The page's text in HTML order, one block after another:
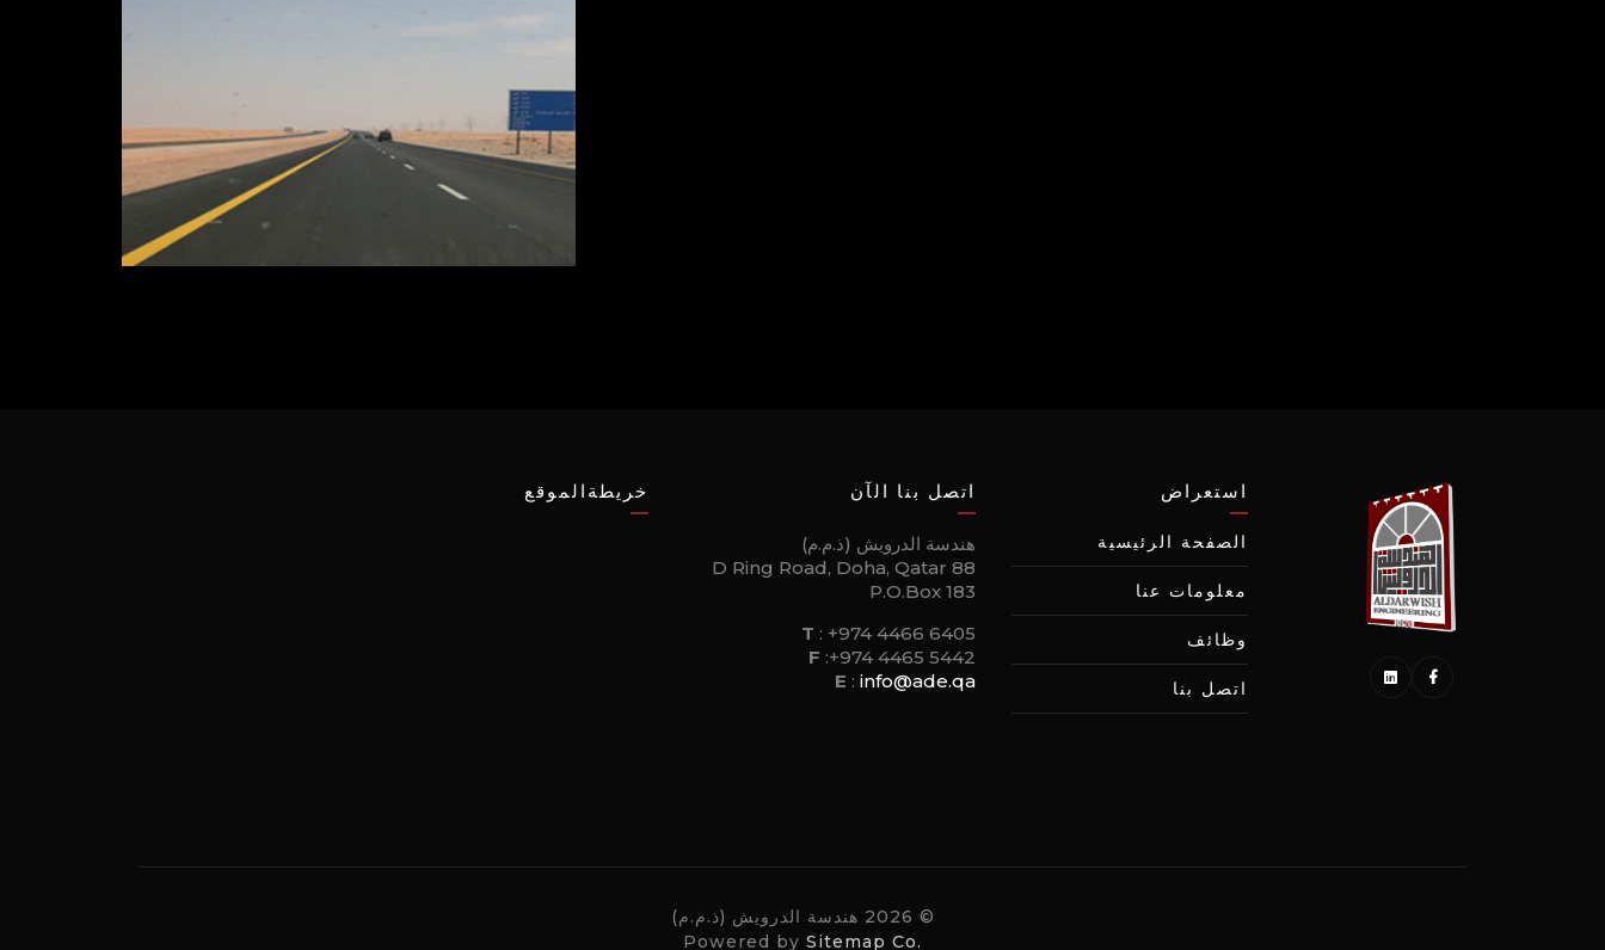
استعراض
الصفحة الرئيسية
معلومات عنا
وظائف
اتصل بنا
اتصل بنا الآن
هندسة الدرويش (ذ.م.م)
88 D Ring Road, Doha, Qatar
P.O.Box 183
T : +974 4466 6405
F :+974 4465 5442
E : info@ade.qa
خريطةالموقع
© 2026 هندسة الدرويش (ذ.م.م)
Powered by Sitemap Co.